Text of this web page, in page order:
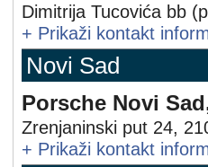
Dimitrija Tucovića bb
+ Prikaži kontakt
Novi Sad
Porsche Novi
Zrenjaninski put 24,
+ Prikaži kontakt